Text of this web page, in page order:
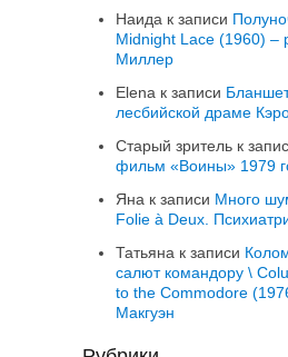
Наида к записи
Midnight Lace (1960) –
Миллер
Elena к записи
лесбийской драме
Старый зритель к
фильм «Воины» 1979
Яна к записи Много
Folie à Deux.
Татьяна к записи
салют командору \
to the Commodore
Макгуэн